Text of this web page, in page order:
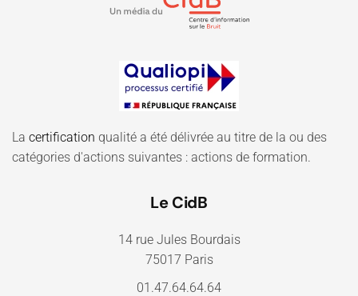
La certification qualité a été délivrée au titre de la ou des
catégories d'actions suivantes : actions de formation.
Le CidB
14 rue Jules Bourdais
75017 Paris
01.47.64.64.64